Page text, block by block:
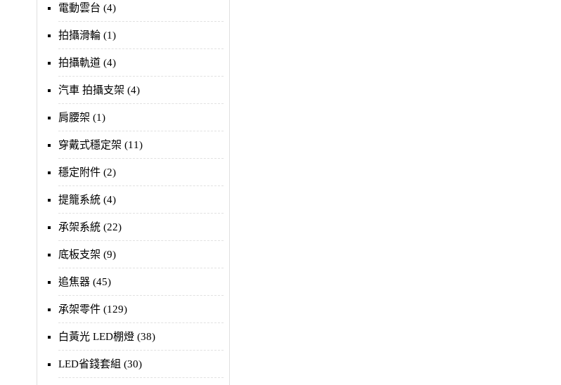
電動雲台 (4)
拍攝滑輪 (1)
拍攝軌道 (4)
汽車 拍攝支架 (4)
肩腰架 (1)
穿戴式穩定架 (11)
穩定附件 (2)
提籠系統 (4)
承架系統 (22)
底板支架 (9)
追焦器 (45)
承架零件 (129)
白黃光 LED棚燈 (38)
LED省錢套組 (30)